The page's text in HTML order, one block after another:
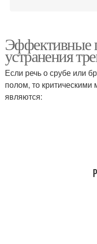
Эффективные
устранения
Если речь о срубе или
полом, то критическими
являются: